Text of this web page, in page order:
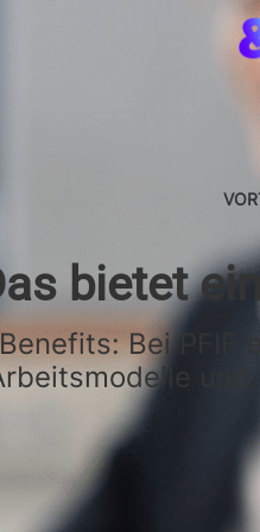
bietet
Bei